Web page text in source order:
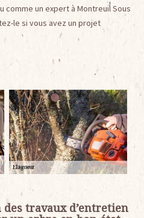
comme un expert à Montreuil Sous
le si vous avez un projet
des travaux d’entretien